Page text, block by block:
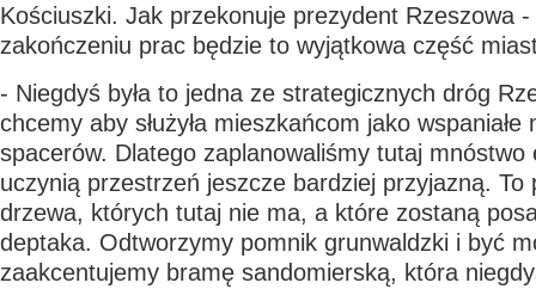
Kościuszki. Jak przekonuje prezydent Rzeszowa -
zakończeniu prac będzie to wyjątkowa część
- Niegdyś była to jedna ze strategicznych dróg
chcemy aby służyła mieszkańcom jako
spacerów. Dlatego zaplanowaliśmy tutaj mnóstwo
uczynią przestrzeń jeszcze bardziej przyjazną. To
drzewa, których tutaj nie ma, a które zostaną
deptaka. Odtworzymy pomnik grunwaldzki i być
zaakcentujemy bramę sandomierską, która